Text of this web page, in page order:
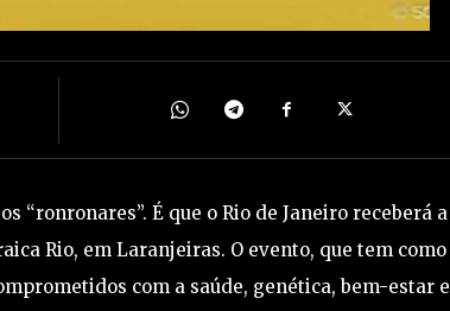
“ronronares”. É que o Rio de Janeiro receberá a
Rio, em Laranjeiras. O evento, que tem como
com a saúde, genética, bem-estar e